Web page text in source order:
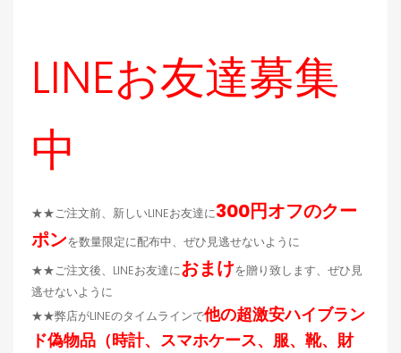
LINEお友達募集
中
★★ご注文前、新しいLINEお友達に300円オフのクー
ポンを数量限定に配布中、ぜひ見逃せないように
★★ご注文後、LINEお友達におまけを贈り致します、ぜひ見
逃せないように
★★弊店がLINEのタイムラインで他の超激安ハイブラン
ド偽物品（時計、スマホケース、服、靴、財